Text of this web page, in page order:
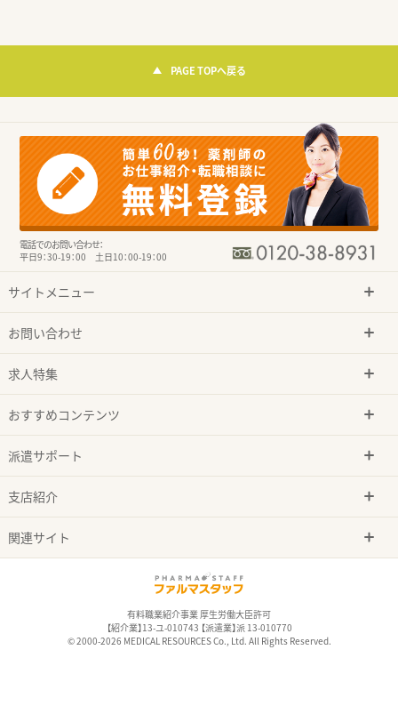
PAGE TOPへ戻る
電話でのお問い合わせ：
平日9：30-19：00 土日10：00-19：00
サイトメニュー
お問い合わせ
求人特集
おすすめコンテンツ
派遣サポート
支店紹介
関連サイト
有料職業紹介事業 厚生労働大臣許可
【紹介業】13-ユ-010743 【派遣業】派 13-010770
© 2000-2026 MEDICAL RESOURCES Co., Ltd. All Rights Reserved.